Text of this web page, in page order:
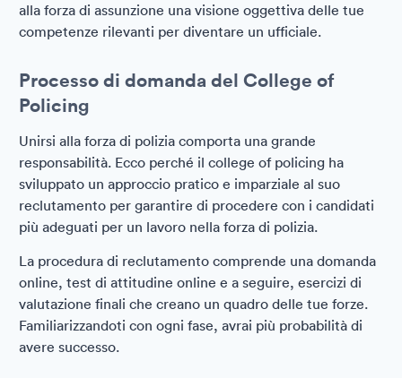
alla forza di assunzione una visione oggettiva delle tue
competenze rilevanti per diventare un ufficiale.
Processo di domanda del College of
Policing
Unirsi alla forza di polizia comporta una grande
responsabilità. Ecco perché il college of policing ha
sviluppato un approccio pratico e imparziale al suo
reclutamento per garantire di procedere con i candidati
più adeguati per un lavoro nella forza di polizia.
La procedura di reclutamento comprende una domanda
online, test di attitudine online e a seguire, esercizi di
valutazione finali che creano un quadro delle tue forze.
Familiarizzandoti con ogni fase, avrai più probabilità di
avere successo.